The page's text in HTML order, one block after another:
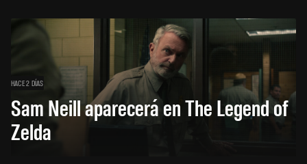
HACE 2 DÍAS
Sam Neill aparecerá en The Legend of
Zelda